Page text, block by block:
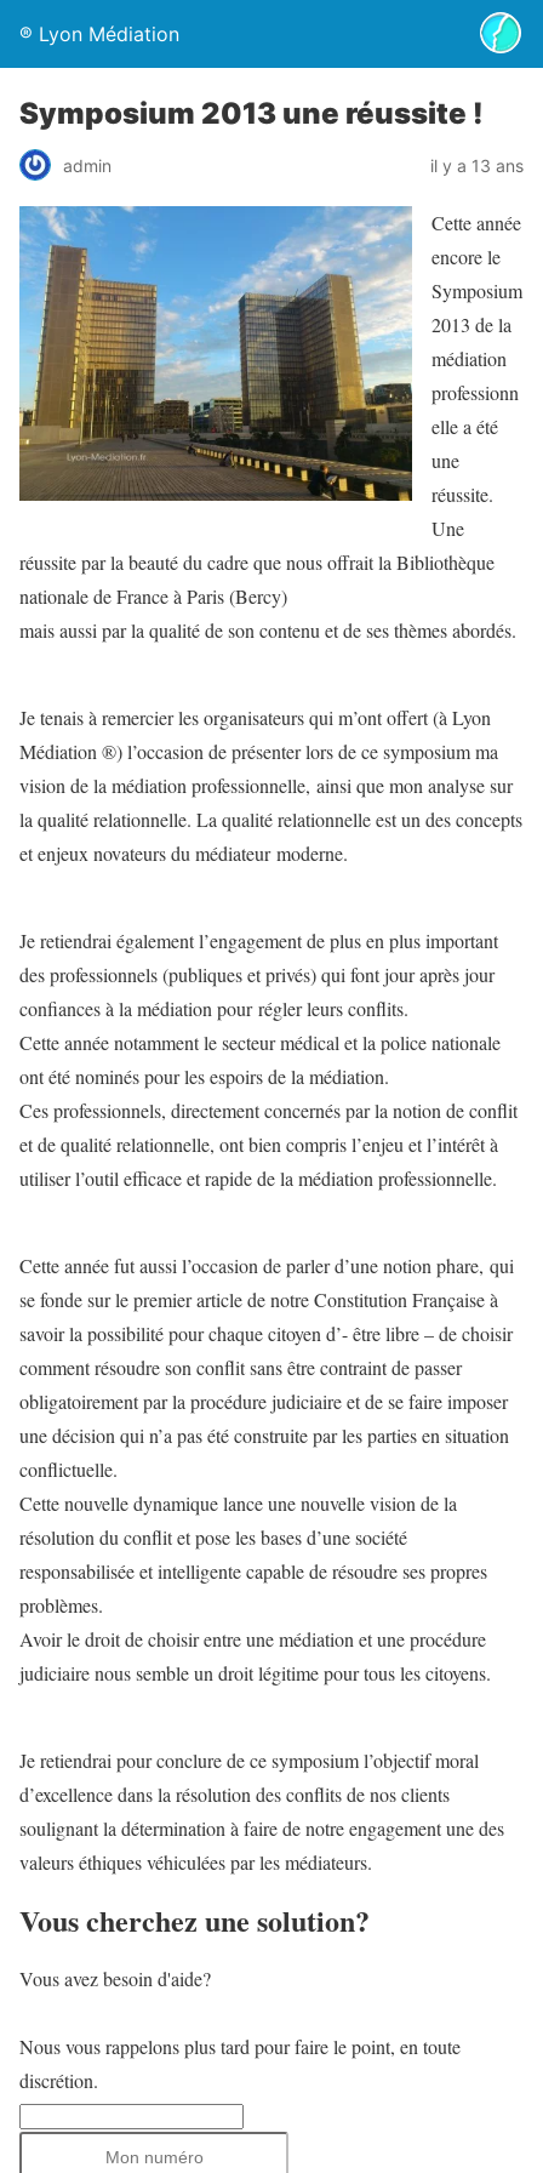
® Lyon Médiation
Symposium 2013 une réussite !
admin il y a 13 ans
Cette année
encore le
Symposium
2013 de la
médiation
professionn
elle a été
une
réussite.
Une
réussite par la beauté du cadre que nous offrait la Bibliothèque
nationale de France à Paris (Bercy)
mais aussi par la qualité de son contenu et de ses thèmes abordés.
Je tenais à remercier les organisateurs qui m’ont offert (à Lyon
Médiation ®) l’occasion de présenter lors de ce symposium ma
vision de la médiation professionnelle, ainsi que mon analyse sur
la qualité relationnelle. La qualité relationnelle est un des concepts
et enjeux novateurs du médiateur moderne.
Je retiendrai également l’engagement de plus en plus important
des professionnels (publiques et privés) qui font jour après jour
confiances à la médiation pour régler leurs conflits.
Cette année notamment le secteur médical et la police nationale
ont été nominés pour les espoirs de la médiation.
Ces professionnels, directement concernés par la notion de conflit
et de qualité relationnelle, ont bien compris l’enjeu et l’intérêt à
utiliser l’outil efficace et rapide de la médiation professionnelle.
Cette année fut aussi l’occasion de parler d’une notion phare, qui
se fonde sur le premier article de notre Constitution Française à
savoir la possibilité pour chaque citoyen d’- être libre – de choisir
comment résoudre son conflit sans être contraint de passer
obligatoirement par la procédure judiciaire et de se faire imposer
une décision qui n’a pas été construite par les parties en situation
conflictuelle.
Cette nouvelle dynamique lance une nouvelle vision de la
résolution du conflit et pose les bases d’une société
responsabilisée et intelligente capable de résoudre ses propres
problèmes.
Avoir le droit de choisir entre une médiation et une procédure
judiciaire nous semble un droit légitime pour tous les citoyens.
Je retiendrai pour conclure de ce symposium l’objectif moral
d’excellence dans la résolution des conflits de nos clients
soulignant la détermination à faire de notre engagement une des
valeurs éthiques véhiculées par les médiateurs.
Vous cherchez une solution?
Vous avez besoin d'aide?
Nous vous rappelons plus tard pour faire le point, en toute
discrétion.